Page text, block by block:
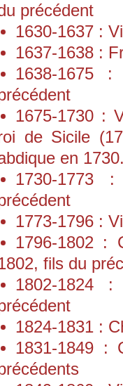
précédent
1630-1637 :
1637-1638 :
1638-1675 :
1675-1730 :
de Sicile
en
1730-1773
1773-1796 :
1796-1802 :
fils du
1802-1824
1824-1831 :
1831-1849 :